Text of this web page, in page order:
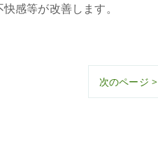
感等が改善します。
次のページ >